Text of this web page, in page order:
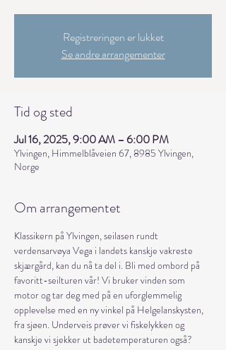
Registreringen er lukket
Se andre arrangementer
Tid og sted
Jul 16, 2025, 9:00 AM – 6:00 PM
Ylvingen, Himmelblåveien 67, 8985 Ylvingen,
Norge
Om arrangementet
Klassikern på Ylvingen, seilasen rundt
verdensarvøya Vega i landets kanskje vakreste
skjærgård, kan du nå ta del i. Bli med ombord på
favoritt-seilturen vår! Vi bruker vinden som
motor og tar deg med på en uforglemmelig
opplevelse med en ny vinkel på Helgelanskysten,
fra sjøen. Underveis prøver vi fiskelykken og
kanskje vi sjekker ut badetemperaturen også?